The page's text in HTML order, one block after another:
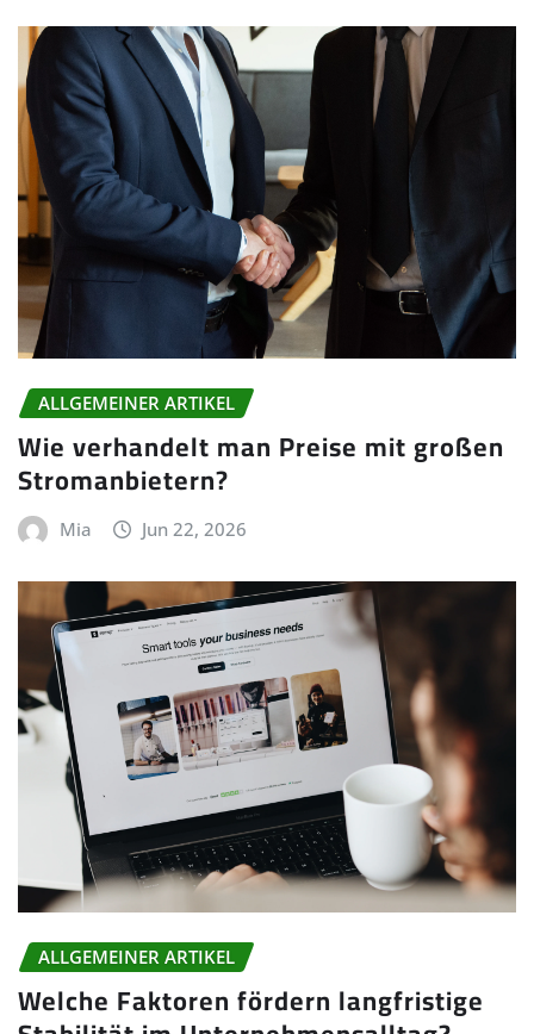
ALLGEMEINER ARTIKEL
Wie verhandelt man Preise mit großen
Stromanbietern?
Mia Jun 22, 2026
ALLGEMEINER ARTIKEL
Welche Faktoren fördern langfristige